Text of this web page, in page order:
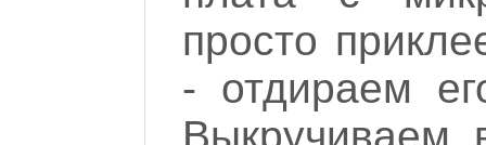
просто
- отдираем